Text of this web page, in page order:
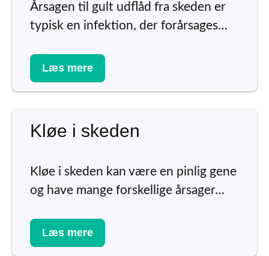
Årsagen til gult udflåd fra skeden er
typisk en infektion, der forårsages…
Læs mere
Kløe i skeden
Kløe i skeden kan være en pinlig gene
og have mange forskellige årsager…
Læs mere